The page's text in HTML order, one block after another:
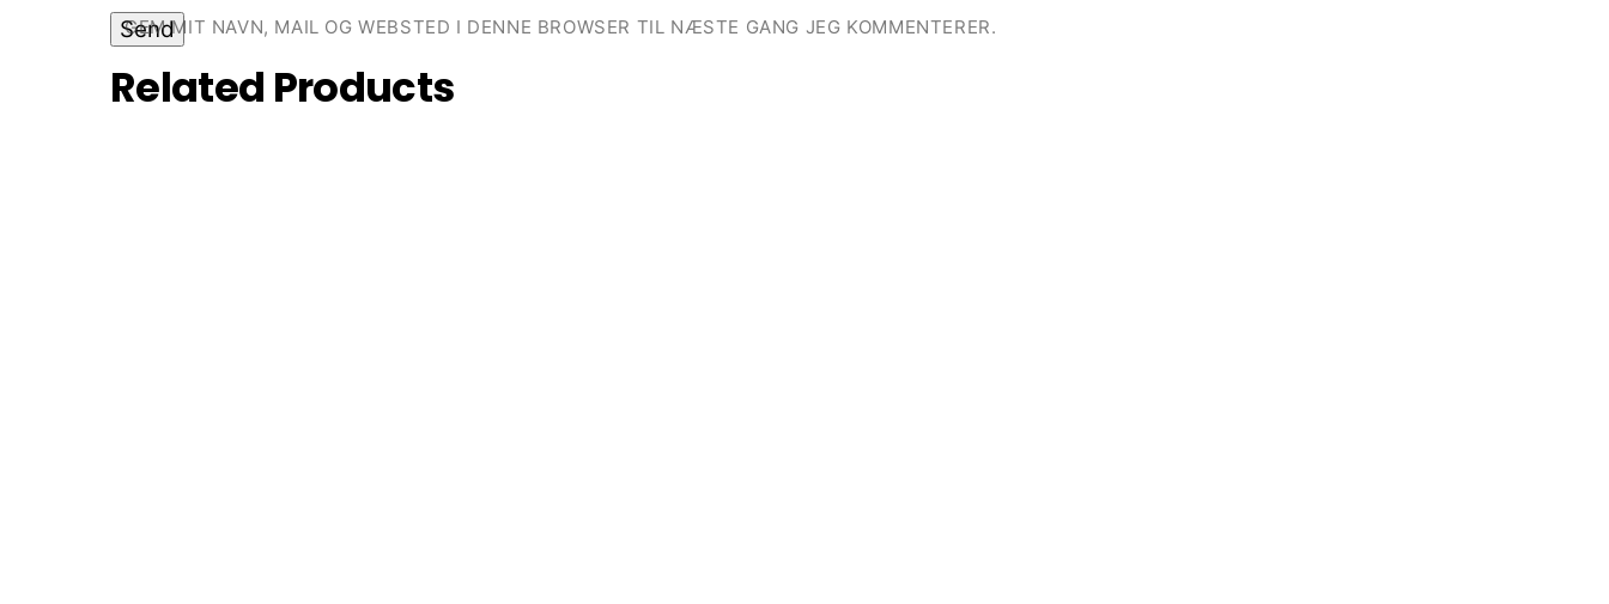
GEM MIT NAVN, MAIL OG WEBSTED I DENNE BROWSER TIL NÆSTE GANG JEG KOMMENTERER.
Related Products